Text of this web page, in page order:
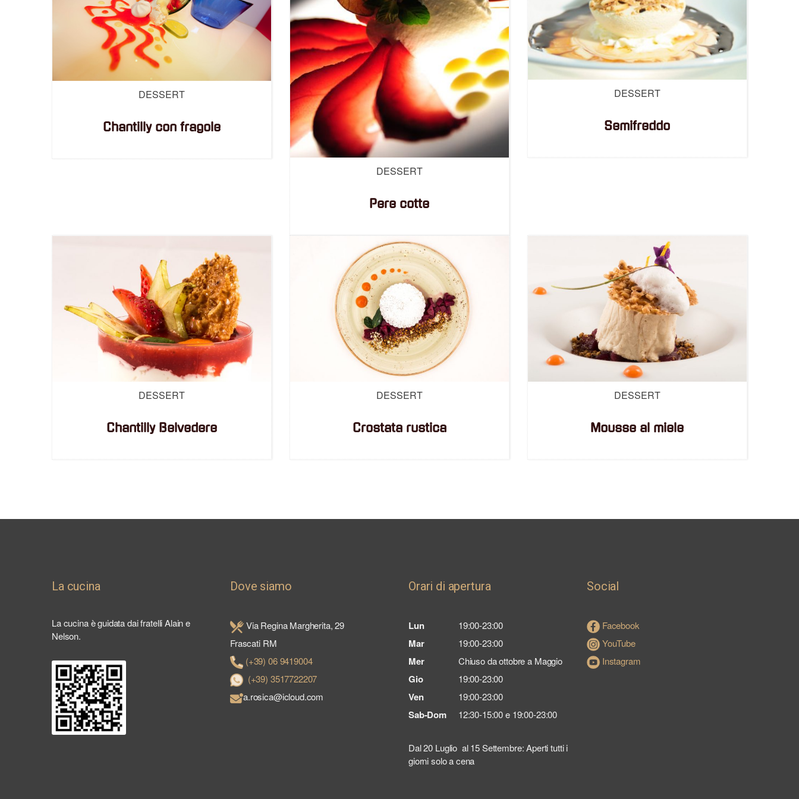
DESSERT
Chantilly con fragole
DESSERT
Pere cotte
…
DESSERT
Semifreddo
DESSERT
Chantilly Belvedere
DESSERT
Crostata rustica
DESSERT
Mousse al miele
La cucina
La cucina è guidata dai fratelli Alain e
Nelson.
Dove siamo
Via Regina Margherita, 29
Frascati RM
(+39) 06 9419004
(+39) 3517722207
a.rosica@icloud.com
Orari di apertura
Lun 19:00-23:00
Mar 19:00-23:00
Mer Chiuso da ottobre a Maggio
Gio 19:00-23:00
Ven 19:00-23:00
Sab-Dom 12:30-15:00 e 19:00-23:00
Dal 20 Luglio al 15 Settembre: Aperti tutti i
giorni solo a cena
Social
Facebook
YouTube
Instagram